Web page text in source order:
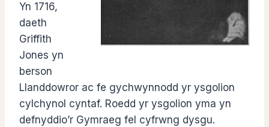
Yn 1716,
daeth
Griffith
Jones yn
berson
Llanddowror ac fe gychwynnodd yr ysgolion
cylchynol cyntaf. Roedd yr ysgolion yma yn
defnyddio’r Gymraeg fel cyfrwng dysgu.